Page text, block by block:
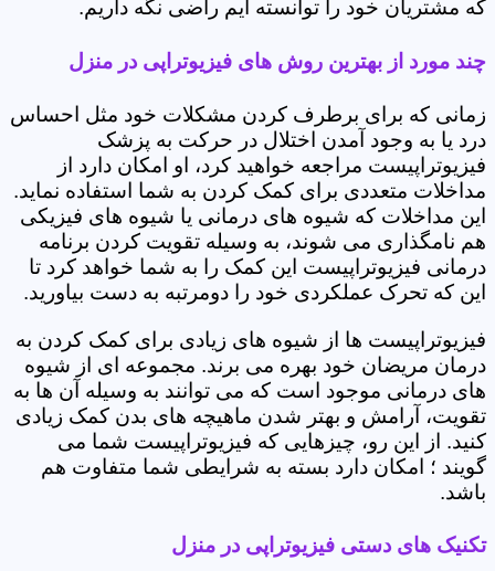
که مشتریان خود را توانسته ایم راضی نگه داریم.
چند مورد از بهترین روش های فیزیوتراپی در منزل
زمانی که برای برطرف کردن مشکلات خود مثل احساس
درد یا به وجود آمدن اختلال در حرکت به پزشک
فیزیوتراپیست مراجعه خواهید کرد، او امکان دارد از
مداخلات متعددی برای کمک کردن به شما استفاده نماید.
این مداخلات که شیوه های درمانی یا شیوه های فیزیکی
هم نامگذاری می شوند، به وسیله تقویت کردن برنامه
درمانی فیزیوتراپیست این کمک را به شما خواهد کرد تا
این که تحرک عملکردی خود را دومرتبه به دست بیاورید.
فیزیوتراپیست ها از شیوه های زیادی برای کمک کردن به
درمان مریضان خود بهره می برند. مجموعه ای از شیوه
های درمانی موجود است که می توانند به وسیله آن ها به
تقویت، آرامش و بهتر شدن ماهیچه های بدن کمک زیادی
کنید. از این رو، چیزهایی که فیزیوتراپیست شما می
گویند ؛ امکان دارد بسته به شرایطی شما متفاوت هم
باشد.
تکنیک های دستی فیزیوتراپی در منزل